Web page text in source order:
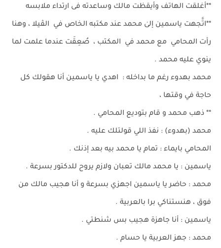
**أغلقت الهاتف وأيقظت مالك وساعدته فى ارتداء ملابسه
**اتَّجهت ياسمين إلىٰ محمد عند مكتبه الخاص في الڤيلا ، وهنا
رأت المحامي مع محمد في المكتب ، صُعِقَت عندما علمت لما
ينوي عليه محمد .
محمد بهدوء رغم ما بداخله : اهدي يا ياسمين أنا هقولك كل
حاجة في وقتها ،
** ذهب محمد و قام بتوديع المحامي .
محمد (بهدوء) : نفذ اللي قولتلك عليه .
المحامي بايماء : تمام يا محمد بيه بعد إذنك .
ياسمين : يا محمد مالك تعبان ولازم يروح للدكتور بسرعة .
محمد : حاضر يا ياسمين اجهزي بسرعة و أنا هجيب مالك من
فوق ، هنستناكي برا بالعربية .
ياسمين : أنا جاهزة هجيب بس شنطتي .
محمد : جهز العربية يا حسام .